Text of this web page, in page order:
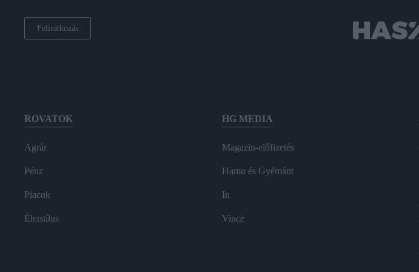
Feliratkozás
ROVATOK
Agrár
Pénz
Piacok
Életstílus
HG MEDIA
Magazin-előfizetés
Hamu és Gyémánt
In
Vince